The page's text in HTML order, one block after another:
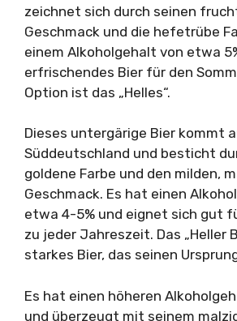
zeichnet sich durch seinen
Geschmack und die hefetrübe
einem Alkoholgehalt von etwa
erfrischendes Bier für den
Option ist das „Helles“.
Dieses untergärige Bier kommt
Süddeutschland und besticht
goldene Farbe und den milden,
Geschmack. Es hat einen
etwa 4-5% und eignet sich gut
zu jeder Jahreszeit. Das „Heller
starkes Bier, das seinen
Es hat einen höheren
und überzeugt mit seinem